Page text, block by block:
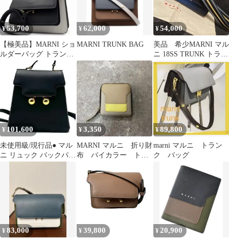
¥53,700
【極美品】MARNI ショ
ルダーバッグ トランク
ミディアム バイカラー
レザー
¥62,000
MARNI TRUNK BAG
¥54,000
美品 希少MARNI マル
ニ 18SS TRUNK トラン
ク ショルダーバッグ
¥ 101,600
未使用級/現行品● マル
ニ リュック バックパッ
¥3,350
MARNI マルニ 折り財
布 バイカラー トラ
ジュ
¥89,800
marni マルニ トラン
ク バッグ
¥83,000 ¥ 39,800 ¥20,900